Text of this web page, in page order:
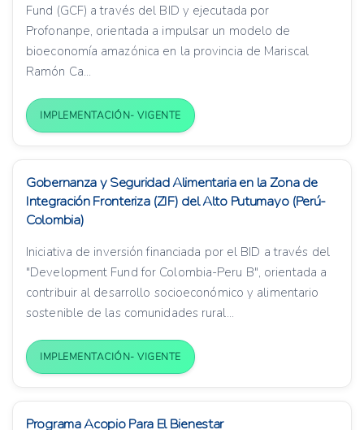
Fund (GCF) a través del BID y ejecutada por
Profonanpe, orientada a impulsar un modelo de
bioeconomía amazónica en la provincia de Mariscal
Ramón Ca...
IMPLEMENTACIÓN- VIGENTE
Gobernanza y Seguridad Alimentaria en la Zona de
Integración Fronteriza (ZIF) del Alto Putumayo (Perú-
Colombia)
Iniciativa de inversión financiada por el BID a través del
"Development Fund for Colombia-Peru B", orientada a
contribuir al desarrollo socioeconómico y alimentario
sostenible de las comunidades rural...
IMPLEMENTACIÓN- VIGENTE
Programa Acopio Para El Bienestar